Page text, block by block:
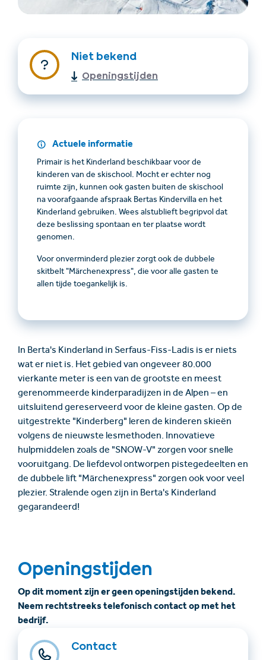
vinden
Nederlands
+43/5476/6239
info@serfaus-fiss-ladis.at
Niet bekend
Openingstijden
Actuele informatie
Primair is het Kinderland beschikbaar voor de
kinderen van de skischool. Mocht er echter nog
ruimte zijn, kunnen ook gasten buiten de skischool
na voorafgaande afspraak Bertas Kindervilla en het
Kinderland gebruiken. Wees alstublieft begripvol dat
deze beslissing spontaan en ter plaatse wordt
genomen.
Voor onverminderd plezier zorgt ook de dubbele
skitbelt "Märchenexpress", die voor alle gasten te
allen tijde toegankelijk is.
In Berta's Kinderland in Serfaus-Fiss-Ladis is er niets
wat er niet is. Het gebied van ongeveer 80.000
vierkante meter is een van de grootste en meest
gerenommeerde kinderparadijzen in de Alpen – en
uitsluitend gereserveerd voor de kleine gasten. Op de
uitgestrekte "Kinderberg" leren de kinderen skieën
volgens de nieuwste lesmethoden. Innovatieve
hulpmiddelen zoals de "SNOW-V" zorgen voor snelle
vooruitgang. De liefdevol ontworpen pistegedeelten en
de dubbele lift "Märchenexpress" zorgen ook voor veel
plezier. Stralende ogen zijn in Berta's Kinderland
gegarandeerd!
Openingstijden
Op dit moment zijn er geen openingstijden bekend.
Neem rechtstreeks telefonisch contact op met het
bedrijf.
Contact